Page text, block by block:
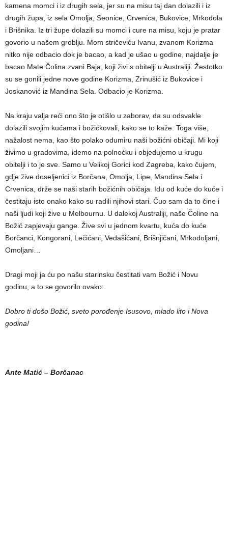
kamena momci i iz drugih sela, jer su na misu taj dan dolazili i iz
drugih župa, iz sela Omolja, Seonice, Crvenica, Bukovice, Mrkodola
i Brišnika. Iz tri župe dolazili su momci i cure na misu, koju je pratar
govorio u našem groblju. Mom stričeviću Ivanu, zvanom Korizma
nitko nije odbacio dok je bacao, a kad je ušao u godine, najdalje je
bacao Mate Čolina zvani Baja, koji živi s obitelji u Australiji. Žestotko
su se gonili jedne nove godine Korizma, Zrinušić iz Bukovice i
Joskanović iz Mandina Sela. Odbacio je Korizma.
Na kraju valja reći ono što je otišlo u zaborav, da su odsvakle
dolazili svojim kućama i božićkovali, kako se to kaže. Toga više,
nažalost nema, kao što polako odumiru naši božićni običaji. Mi koji
živimo u gradovima, idemo na polnoćku i objedujemo u krugu
obitelji i to je sve. Samo u Velikoj Gorici kod Zagreba, kako čujem,
gdje žive doseljenici iz Borčana, Omolja, Lipe, Mandina Sela i
Crvenica, drže se naši starih božićnih običaja. Idu od kuće do kuće i
čestitaju isto onako kako su radili njihovi stari. Čuo sam da to čine i
naši ljudi koji žive u Melbournu. U dalekoj Australiji, naše Čoline na
Božić zapjevaju gange. Žive svi u jednom kvartu, kuća do kuće
Borčanci, Kongorani, Lečićani, Vedašićani, Brišnjičani, Mrkodoljani,
Omoljani…
Dragi moji ja ću po našu starinsku čestitati vam Božić i Novu
godinu, a to se govorilo ovako:
Dobro ti došo Božić, sveto porođenje Isusovo, mlado lito i Nova
godina!
Ante Matić – Borčanac